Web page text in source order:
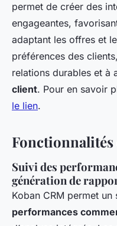
permet de créer des
engageantes,
adaptant les offres et
préférences des
relations durables et à
client. Pour en savoir
le lien.
Fonctionnalités
Suivi des
génération de
Koban CRM permet
performances